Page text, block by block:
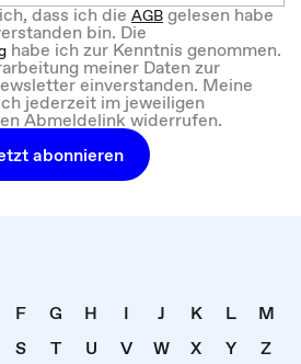
dass ich dieAGBgelesen habe
bin. Die
habe ich zur Kenntnis genommen.
meiner Daten zur
einverstanden. Meine
jederzeit im jeweiligen
Abmeldelink widerrufen.
abonnieren
F G H I J K L
M
S T U V W X Y
Z